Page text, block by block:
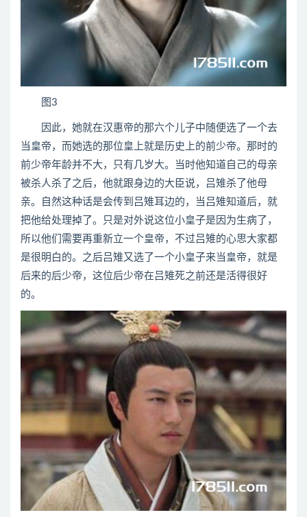
图3
因此，她就在汉惠帝的那六个儿子中随便选了一个去
当皇帝，而她选的那位皇上就是历史上的前少帝。那时的
前少帝年龄并不大，只有几岁大。当时他知道自己的母亲
被杀人杀了之后，他就跟身边的大臣说，吕雉杀了他母
亲。自然这种话是会传到吕雉耳边的，当吕雉知道后，就
把他给处理掉了。只是对外说这位小皇子是因为生病了，
所以他们需要再重新立一个皇帝，不过吕雉的心思大家都
是很明白的。之后吕雉又选了一个小皇子来当皇帝，就是
后来的后少帝，这位后少帝在吕雉死之前还是活得很好
的。